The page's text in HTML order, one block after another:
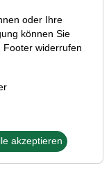
oder Ihre
können Sie
Footer widerrufen
akzeptieren